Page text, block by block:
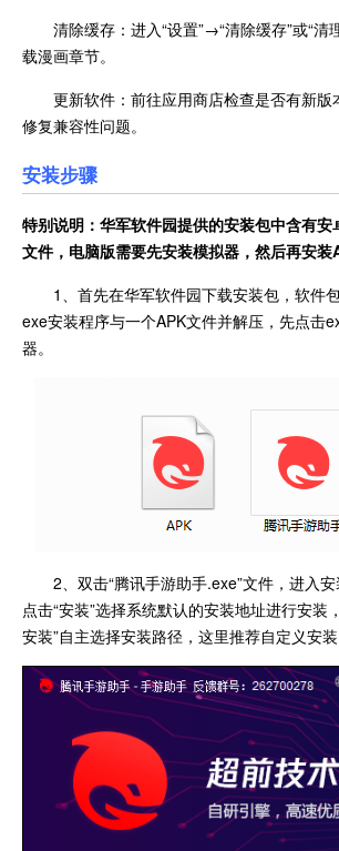
清除缓存：进入“设置”→“清除缓存”或“清
载漫画章节。
更新软件：前往应用商店检查是否有新版
修复兼容性问题。
安装步骤
特别说明：华军软件园提供的安装包中含有安
文件，电脑版需要先安装模拟器，然后再安装
1、首先在华军软件园下载安装包，软件
exe安装程序与一个APK文件并解压，先点击
器。
2、双击“腾讯手游助手.exe”文件，进入安
点击“安装”选择系统默认的安装地址进行安装
安装”自主选择安装路径，这里推荐自定义安装